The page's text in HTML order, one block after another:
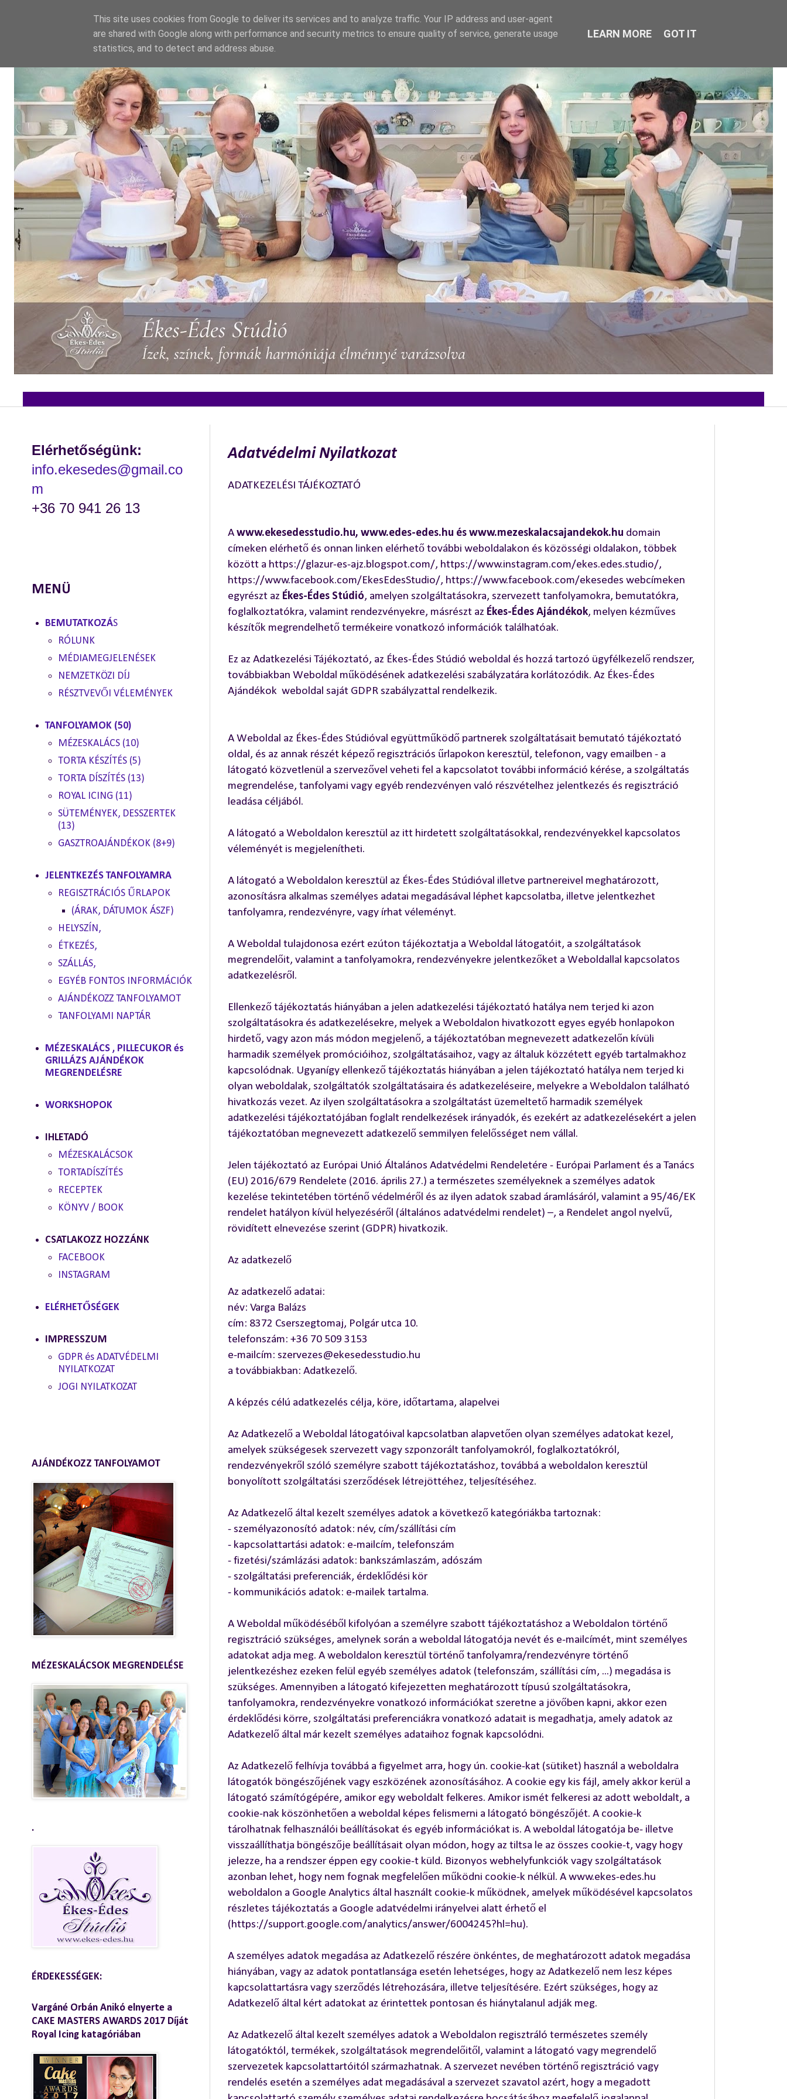
Adatvédelmi Nyilatkozat
ADATKEZELÉSI TÁJÉKOZTATÓ
A www.ekesedesstudio.hu, www.edes-edes.hu és www.mezeskalacsajandekok.hu domain
címeken elérhető és onnan linken elérhető további weboldalakon és közösségi oldalakon, többek
között a https://glazur-es-ajz.blogspot.com/, https://www.instagram.com/ekes.edes.studio/,
https://www.facebook.com/EkesEdesStudio/, https://www.facebook.com/ekesedes webcímeken
egyrészt az Ékes-Édes Stúdió, amelyen szolgáltatásokra, szervezett tanfolyamokra, bemutatókra,
foglalkoztatókra, valamint rendezvényekre, másrészt az Ékes-Édes Ajándékok, melyen kézműves
készítők megrendelhető termékeire vonatkozó információk találhatóak.
Ez az Adatkezelési Tájékoztató, az Ékes-Édes Stúdió weboldal és hozzá tartozó ügyfélkezelő rendszer,
továbbiakban Weboldal működésének adatkezelési szabályzatára korlátozódik. Az Ékes-Édes
Ajándékok weboldal saját GDPR szabályzattal rendelkezik.
A Weboldal az Ékes-Édes Stúdióval együttműködő partnerek szolgáltatásait bemutató tájékoztató
oldal, és az annak részét képező regisztrációs űrlapokon keresztül, telefonon, vagy emailben - a
látogató közvetlenül a szervezővel veheti fel a kapcsolatot további információ kérése, a szolgáltatás
megrendelése, tanfolyami vagy egyéb rendezvényen való részvételhez jelentkezés és regisztráció
leadása céljából.
A látogató a Weboldalon keresztül az itt hirdetett szolgáltatásokkal, rendezvényekkel kapcsolatos
véleményét is megjelenítheti.
A látogató a Weboldalon keresztül az Ékes-Édes Stúdióval illetve partnereivel meghatározott,
azonosításra alkalmas személyes adatai megadásával léphet kapcsolatba, illetve jelentkezhet
tanfolyamra, rendezvényre, vagy írhat véleményt.
A Weboldal tulajdonosa ezért ezúton tájékoztatja a Weboldal látogatóit, a szolgáltatások
megrendelőit, valamint a tanfolyamokra, rendezvényekre jelentkezőket a Weboldallal kapcsolatos
adatkezelésről.
Ellenkező tájékoztatás hiányában a jelen adatkezelési tájékoztató hatálya nem terjed ki azon
szolgáltatásokra és adatkezelésekre, melyek a Weboldalon hivatkozott egyes egyéb honlapokon
hirdető, vagy azon más módon megjelenő, a tájékoztatóban megnevezett adatkezelőn kívüli
harmadik személyek promócióihoz, szolgáltatásaihoz, vagy az általuk közzétett egyéb tartalmakhoz
kapcsolódnak. Ugyanígy ellenkező tájékoztatás hiányában a jelen tájékoztató hatálya nem terjed ki
olyan weboldalak, szolgáltatók szolgáltatásaira és adatkezeléseire, melyekre a Weboldalon található
hivatkozás vezet. Az ilyen szolgáltatásokra a szolgáltatást üzemeltető harmadik személyek
adatkezelési tájékoztatójában foglalt rendelkezések irányadók, és ezekért az adatkezelésekért a jelen
tájékoztatóban megnevezett adatkezelő semmilyen felelősséget nem vállal.
Jelen tájékoztató az Európai Unió Általános Adatvédelmi Rendeletére - Európai Parlament és a Tanács
(EU) 2016/679 Rendelete (2016. április 27.) a természetes személyeknek a személyes adatok
kezelése tekintetében történő védelméről és az ilyen adatok szabad áramlásáról, valamint a 95/46/EK
rendelet hatályon kívül helyezéséről (általános adatvédelmi rendelet) –, a Rendelet angol nyelvű,
rövidített elnevezése szerint (GDPR) hivatkozik.
Az adatkezelő
Az adatkezelő adatai:
név: Varga Balázs
cím: 8372 Cserszegtomaj, Polgár utca 10.
telefonszám: +36 70 509 3153
e-mailcím: szervezes@ekesedesstudio.hu
a továbbiakban: Adatkezelő.
A képzés célú adatkezelés célja, köre, időtartama, alapelvei
Az Adatkezelő a Weboldal látogatóival kapcsolatban alapvetően olyan személyes adatokat kezel,
amelyek szükségesek szervezett vagy szponzorált tanfolyamokról, foglalkoztatókról,
rendezvényekről szóló személyre szabott tájékoztatáshoz, továbbá a weboldalon keresztül
bonyolított szolgáltatási szerződések létrejöttéhez, teljesítéséhez.
Az Adatkezelő által kezelt személyes adatok a következő kategóriákba tartoznak:
- személyazonosító adatok: név, cím/szállítási cím
- kapcsolattartási adatok: e-mailcím, telefonszám
- fizetési/számlázási adatok: bankszámlaszám, adószám
- szolgáltatási preferenciák, érdeklődési kör
- kommunikációs adatok: e-mailek tartalma.
A Weboldal működéséből kifolyóan a személyre szabott tájékoztatáshoz a Weboldalon történő
regisztráció szükséges, amelynek során a weboldal látogatója nevét és e-mailcímét, mint személyes
adatokat adja meg. A weboldalon keresztül történő tanfolyamra/rendezvényre történő
jelentkezéshez ezeken felül egyéb személyes adatok (telefonszám, szállítási cím, ...) megadása is
szükséges. Amennyiben a látogató kifejezetten meghatározott típusú szolgáltatásokra,
tanfolyamokra, rendezvényekre vonatkozó információkat szeretne a jövőben kapni, akkor ezen
érdeklődési körre, szolgáltatási preferenciákra vonatkozó adatait is megadhatja, amely adatok az
Adatkezelő által már kezelt személyes adataihoz fognak kapcsolódni.
Az Adatkezelő felhívja továbbá a figyelmet arra, hogy ún. cookie-kat (sütiket) használ a weboldalra
látogatók böngészőjének vagy eszközének azonosításához. A cookie egy kis fájl, amely akkor kerül a
látogató számítógépére, amikor egy weboldalt felkeres. Amikor ismét felkeresi az adott weboldalt, a
cookie-nak köszönhetően a weboldal képes felismerni a látogató böngészőjét. A cookie-k
tárolhatnak felhasználói beállításokat és egyéb információkat is. A weboldal látogatója be- illetve
visszaállíthatja böngészője beállításait olyan módon, hogy az tiltsa le az összes cookie-t, vagy hogy
jelezze, ha a rendszer éppen egy cookie-t küld. Bizonyos webhelyfunkciók vagy szolgáltatások
azonban lehet, hogy nem fognak megfelelően működni cookie-k nélkül. A www.ekes-edes.hu
weboldalon a Google Analytics által használt cookie-k működnek, amelyek működésével kapcsolatos
részletes tájékoztatás a Google adatvédelmi irányelvei alatt érhető el
(https://support.google.com/analytics/answer/6004245?hl=hu).
A személyes adatok megadása az Adatkezelő részére önkéntes, de meghatározott adatok megadása
hiányában, vagy az adatok pontatlansága esetén lehetséges, hogy az Adatkezelő nem lesz képes
kapcsolattartásra vagy szerződés létrehozására, illetve teljesítésére. Ezért szükséges, hogy az
Adatkezelő által kért adatokat az érintettek pontosan és hiánytalanul adják meg.
Az Adatkezelő által kezelt személyes adatok a Weboldalon regisztráló természetes személy
látogatóktól, termékek, szolgáltatások megrendelőitől, valamint a látogató vagy megrendelő
szervezetek kapcsolattartóitól származhatnak. A szervezet nevében történő regisztráció vagy
rendelés esetén a személyes adat megadásával a szervezet szavatol azért, hogy a megadott
Elérhetőségünk:
info.ekesedes@gmail.co
m
+36 70 941 26 13
MENÜ
BEMUTATKOZÁS
RÓLUNK
MÉDIAMEGJELENÉSEK
NEMZETKÖZI DÍJ
RÉSZTVEVŐI VÉLEMÉNYEK
TANFOLYAMOK (50)
MÉZESKALÁCS (10)
TORTA KÉSZÍTÉS (5)
TORTA DÍSZÍTÉS (13)
ROYAL ICING (11)
SÜTEMÉNYEK, DESSZERTEK
(13)
GASZTROAJÁNDÉKOK (8+9)
JELENTKEZÉS TANFOLYAMRA
REGISZTRÁCIÓS ŰRLAPOK
(ÁRAK, DÁTUMOK ÁSZF)
HELYSZÍN,
ÉTKEZÉS,
SZÁLLÁS,
EGYÉB FONTOS INFORMÁCIÓK
AJÁNDÉKOZZ TANFOLYAMOT
TANFOLYAMI NAPTÁR
MÉZESKALÁCS , PILLECUKOR és
GRILLÁZS AJÁNDÉKOK
MEGRENDELÉSRE
WORKSHOPOK
IHLETADÓ
MÉZESKALÁCSOK
TORTADÍSZÍTÉS
RECEPTEK
KÖNYV / BOOK
CSATLAKOZZ HOZZÁNK
FACEBOOK
INSTAGRAM
ELÉRHETŐSÉGEK
IMPRESSZUM
GDPR és ADATVÉDELMI
NYILATKOZAT
JOGI NYILATKOZAT
AJÁNDÉKOZZ TANFOLYAMOT
MÉZESKALÁCSOK MEGRENDELÉSE
.
ÉRDEKESSÉGEK:
Vargáné Orbán Anikó elnyerte a
CAKE MASTERS AWARDS 2017 Díját
Royal Icing katagóriában
This site uses cookies from Google to deliver its services and to analyze traffic. Your IP address and user-agent
are shared with Google along with performance and security metrics to ensure quality of service, generate usage
statistics, and to detect and address abuse.
LEARN MORE GOT IT